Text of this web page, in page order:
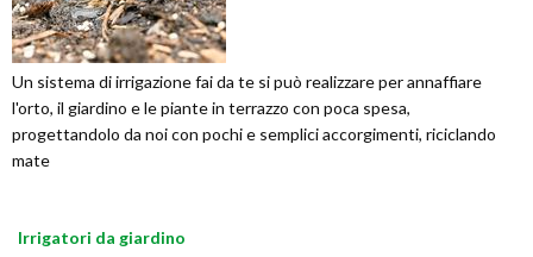
Un sistema di irrigazione fai da te si può realizzare per annaffiare
l'orto, il giardino e le piante in terrazzo con poca spesa,
progettandolo da noi con pochi e semplici accorgimenti, riciclando
mate
Irrigatori da giardino